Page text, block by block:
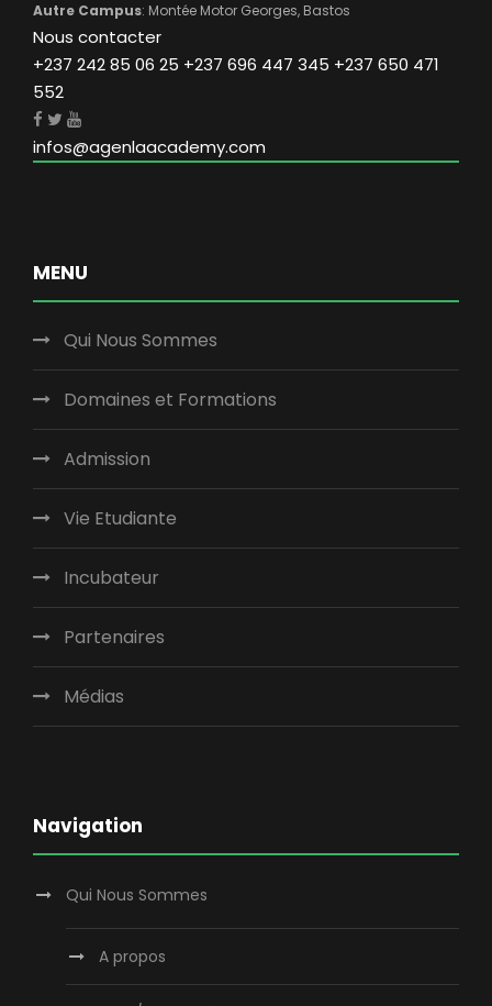
Autre Campus: Montée Motor Georges, Bastos
Nous contacter
+237 242 85 06 25 +237 696 447 345 +237 650 471
552
infos@agenlaacademy.com
MENU
Qui Nous Sommes
Domaines et Formations
Admission
Vie Etudiante
Incubateur
Partenaires
Médias
Navigation
Qui Nous Sommes
A propos